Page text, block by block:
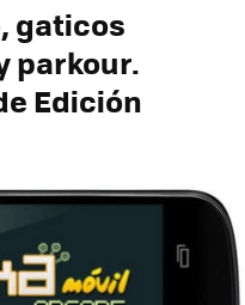
gaticos
parkour.
Edición